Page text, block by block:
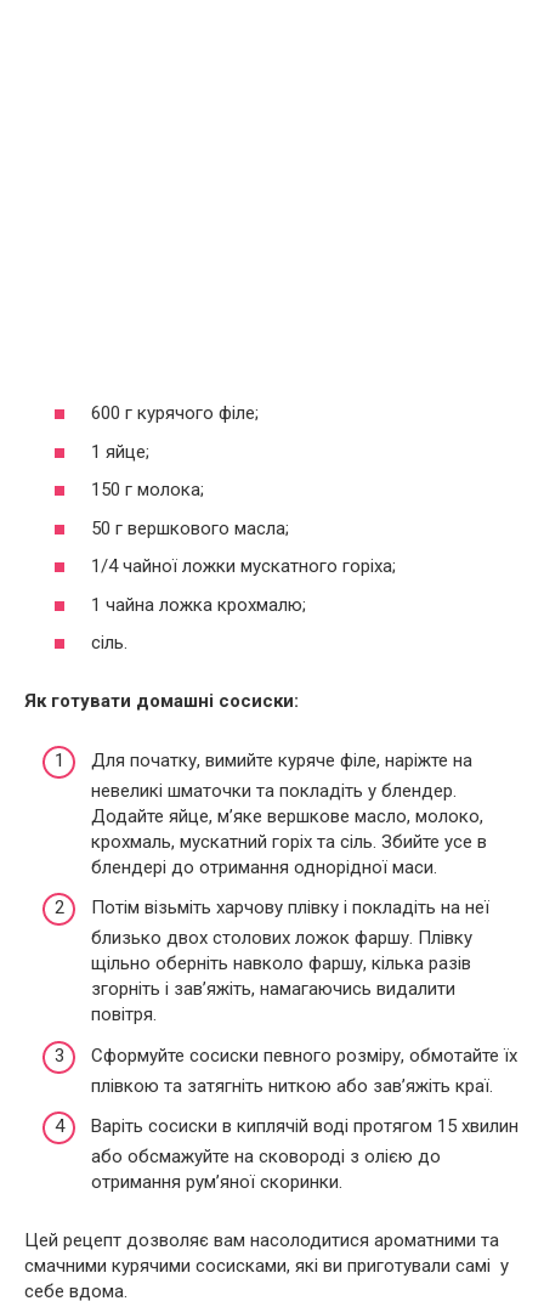
600 г курячого філе;
1 яйце;
150 г молока;
50 г вершкового масла;
1/4 чайної ложки мускатного горіха;
1 чайна ложка крохмалю;
сіль.
Як готувати домашні сосиски:
Для початку, вимийте куряче філе, наріжте на
невеликі шматочки та покладіть у блендер.
Додайте яйце, м’яке вершкове масло, молоко,
крохмаль, мускатний горіх та сіль. Збийте усе в
блендері до отримання однорідної маси.
Потім візьміть харчову плівку і покладіть на неї
близько двох столових ложок фаршу. Плівку
щільно оберніть навколо фаршу, кілька разів
згорніть і зав’яжіть, намагаючись видалити
повітря.
Сформуйте сосиски певного розміру, обмотайте їх
плівкою та затягніть ниткою або зав’яжіть краї.
Варіть сосиски в киплячій воді протягом 15 хвилин
або обсмажуйте на сковороді з олією до
отримання рум’яної скоринки.
Цей рецепт дозволяє вам насолодитися ароматними та
смачними курячими сосисками, які ви приготували самі у
себе вдома.